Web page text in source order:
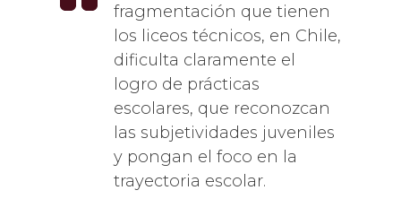
fragmentación que tienen
los liceos técnicos, en Chile,
dificulta claramente el
logro de prácticas
escolares, que reconozcan
las subjetividades juveniles
y pongan el foco en la
trayectoria escolar.